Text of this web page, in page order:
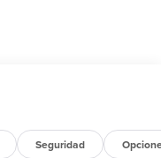
Seguridad